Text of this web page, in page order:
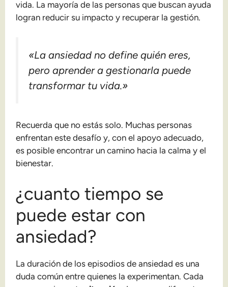
vida. La mayoría de las personas que buscan ayuda
logran reducir su impacto y recuperar la gestión.
«La ansiedad no define quién eres,
pero aprender a gestionarla puede
transformar tu vida.»
Recuerda que no estás solo. Muchas personas
enfrentan este desafío y, con el apoyo adecuado,
es posible encontrar un camino hacia la calma y el
bienestar.
¿cuanto tiempo se
puede estar con
ansiedad?
La duración de los episodios de ansiedad es una
duda común entre quienes la experimentan. Cada